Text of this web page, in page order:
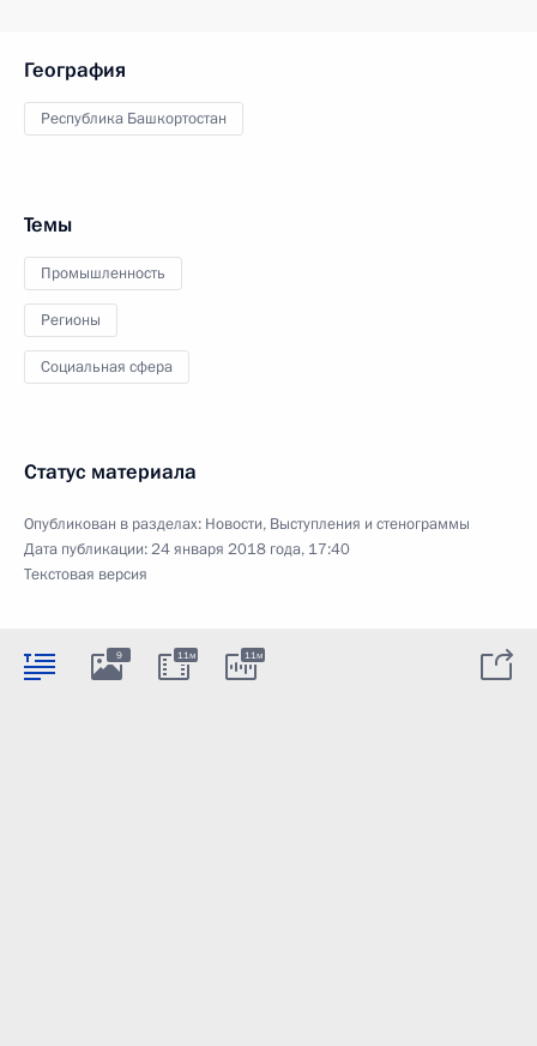
География
Республика Башкортостан
Темы
Промышленность
Регионы
Социальная сфера
Статус материала
Опубликован в разделах: Новости, Выступления и стенограммы
Дата публикации:24 января 2018 года, 17:40
Текстовая версия
9 11м 11м